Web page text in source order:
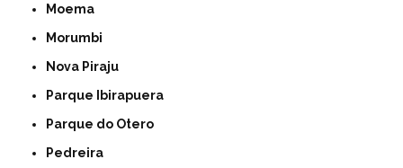
Moema
Morumbi
Nova Piraju
Parque Ibirapuera
Parque do Otero
Pedreira